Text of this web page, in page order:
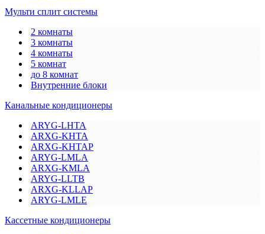
Мульти сплит системы
2 комнаты
3 комнаты
4 комнаты
5 комнат
до 8 комнат
Внутренние блоки
Канальные кондиционеры
ARYG-LHTA
ARXG-KHTA
ARXG-KHTAP
ARYG-LMLA
ARXG-KMLA
ARYG-LLTB
ARXG-KLLAP
ARYG-LMLE
Кассетные кондиционеры